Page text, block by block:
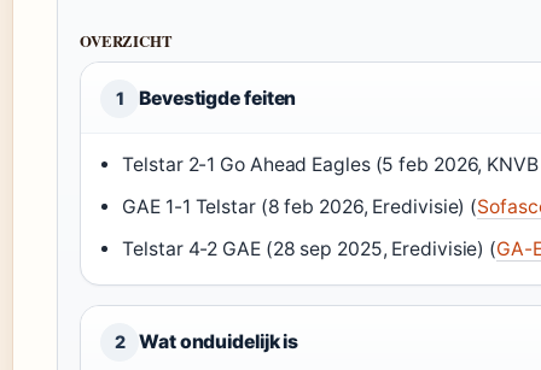
OVERZICHT
1 Bevestigde feiten
Telstar 2-1 Go Ahead Eagles (5 feb 2026,
GAE 1-1 Telstar (8 feb 2026, Eredivisie) (
Telstar 4-2 GAE (28 sep 2025, Eredivisie) (GA-
2 Wat onduidelijk is